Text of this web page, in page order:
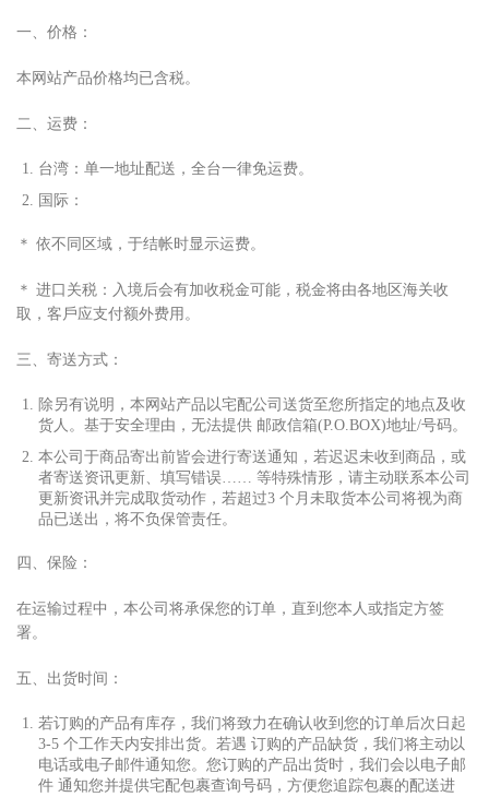
一、价格：
本网站产品价格均已含税。
二、运费：
台湾：单⼀地址配送，全台⼀律免运费。
国际：
＊ 依不同区域，于结帐时显⽰运费。
＊ 进⼝ 关税： ⼊境后会有加收税⾦可能，税⾦将由各地区海关收
取，客 ⼾应⽀付额外费⽤ 。
三、寄送⽅式：
除另有说明，本网站产品以宅配公司送货⾄您所指定的地点及收
货⼈ 。基于安全理由，无法提供 邮政信箱(P.O.BOX)地址/号码。
本公司于商品寄出前皆会进⾏寄送通知，若迟迟未收到商品，或
者寄送资讯更新、填写错误…… 等特殊情形，请主动联系本公司
更新资讯并完成取货动作，若超过3 个 ⽉ 未取货本公司将视为商
品已送出，将不负保管责任。
四、保险：
在运输过程中，本公司将承保您的订单，直到您本 ⼈或指定⽅签
署。
五、出货时间：
若订购的产品有库存，我们将致⼒在确认收到您的订单后次 ⽇ 起
3-5 个⼯作天内安排出货。若遇 订购的产品缺货，我们将主动以
电话或电⼦邮件通知您。您订购的产品出货时，我们会以电⼦邮
件 通知您并提供宅配包裹查询号码， ⽅便您追踪包裹的配送进